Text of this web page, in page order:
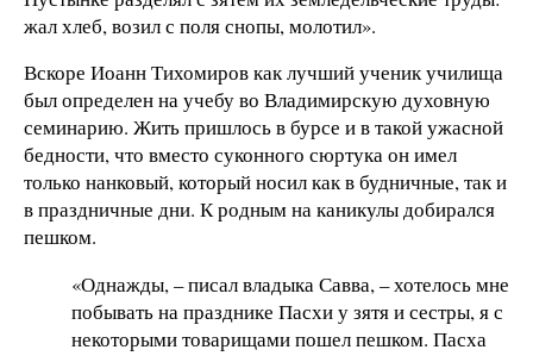
жал хлеб, возил с поля снопы, молотил».
Вскоре Иоанн Тихомиров как лучший ученик училища
был определен на учебу во Владимирскую духовную
семинарию. Жить пришлось в бурсе и в такой ужасной
бедности, что вместо суконного сюртука он имел
только нанковый, который носил как в будничные, так и
в праздничные дни. К родным на каникулы добирался
пешком.
«Однажды, – писал владыка Савва, – хотелось мне
побывать на празднике Пасхи у зятя и сестры, я с
некоторыми товарищами пошел пешком. Пасха